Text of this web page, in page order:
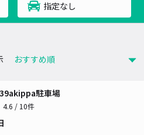
指定なし
駐車場
4.6 / 10件